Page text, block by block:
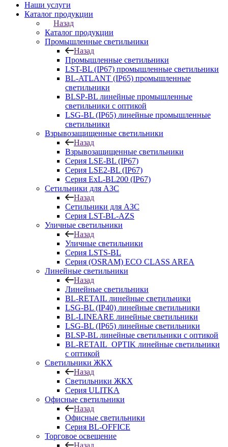
Наши услуги
Каталог продукции
Назад
Каталог продукции
Промышленные светильники
Назад
Промышленные светильники
LST-BL (IP67) промышленные светильники
BL-ATLANT (IP65) промышленные
светильники
BLSP-BL линейные промышленные
светильники с оптикой
LSG-BL (IP65) линейные промышленные
светильники
Взрывозащищенные светильники
Назад
Взрывозащищенные светильники
Серия LSE-BL (IP67)
Серия LSE2-BL (IP67)
Серия ExL-BL200 (IP67)
Сетильники для АЗС
Назад
Сетильники для АЗС
Серия LST-BL-AZS
Уличные светильники
Назад
Уличные светильники
Серия LSTS-BL
Серия (ОSRAM) ECO CLASS AREA
Линейные светильники
Назад
Линейные светильники
BL-RETAIL линейные светильники
LSG-BL (IP40) линейные светильники
BL-LINEARE линейные светильники
LSG-BL (IP65) линейные светильники
BLSP-BL линейные светильники с оптикой
BL-RETAIL_OPTIK линейные светильники
с оптикой
Светильники ЖКХ
Назад
Светильники ЖКХ
Серия ULITKA
Офисные светильники
Назад
Офисные светильники
Серия BL-OFFICE
Торговое освещение
Назад